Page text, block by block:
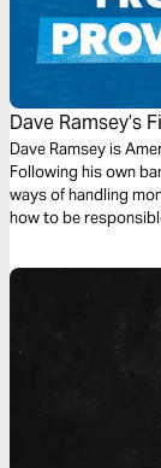
Dave Ramsey’s
Dave Ramsey is
Following his own
ways of handling
how to be